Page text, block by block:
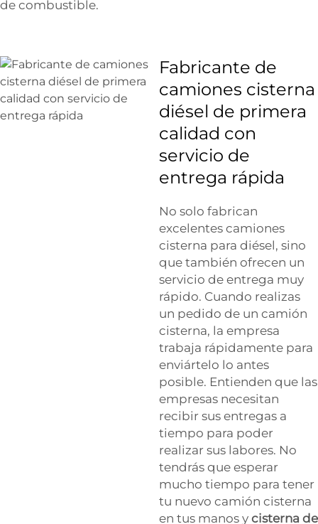
de combustible.
Fabricante de
camiones cisterna
diésel de primera
calidad con
servicio de
entrega rápida
No solo fabrican
excelentes camiones
cisterna para diésel, sino
que también ofrecen un
servicio de entrega muy
rápido. Cuando realizas
un pedido de un camión
cisterna, la empresa
trabaja rápidamente para
enviártelo lo antes
posible. Entienden que las
empresas necesitan
recibir sus entregas a
tiempo para poder
realizar sus labores. No
tendrás que esperar
mucho tiempo para tener
tu nuevo camión cisterna
en tus manos y cisterna de